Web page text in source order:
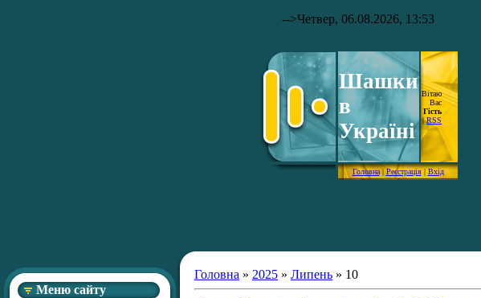
-->Четвер, 06.08.2026, 13:53
Шашки
в
Україні
Вітаю
Вас
Гість
|RSS
Головна|Реєстрація|Вхід
Меню сайту
Головна » 2025 » Липень » 10